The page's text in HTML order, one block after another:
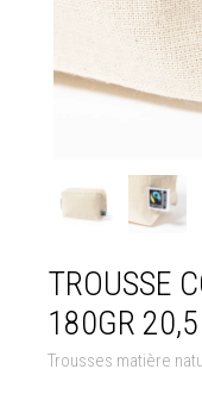
TROUSSE
180GR
Trousses matière